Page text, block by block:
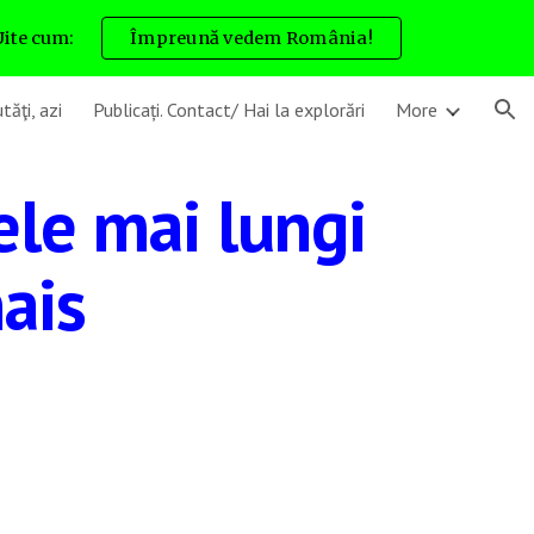
cum: Împreună vedem România!
azi Publicați. Contact/ Hai la explorări More
mai lungi